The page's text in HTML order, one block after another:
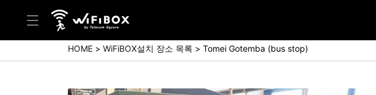
도움말/문의
고객 센터 (Japanese)
HOME WiFiBOX설치 장소 목록 Tomei Gotemba (bus stop)